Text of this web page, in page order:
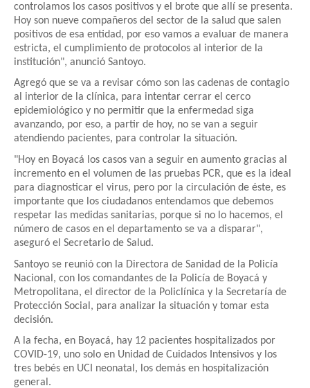
controlamos los casos positivos y el brote que allí se presenta.
Hoy son nueve compañeros del sector de la salud que salen
positivos de esa entidad, por eso vamos a evaluar de manera
estricta, el cumplimiento de protocolos al interior de la
institución", anunció Santoyo.
Agregó que se va a revisar cómo son las cadenas de contagio
al interior de la clínica, para intentar cerrar el cerco
epidemiológico y no permitir que la enfermedad siga
avanzando, por eso, a partir de hoy, no se van a seguir
atendiendo pacientes, para controlar la situación.
"Hoy en Boyacá los casos van a seguir en aumento gracias al
incremento en el volumen de las pruebas PCR, que es la ideal
para diagnosticar el virus, pero por la circulación de éste, es
importante que los ciudadanos entendamos que debemos
respetar las medidas sanitarias, porque si no lo hacemos, el
número de casos en el departamento se va a disparar",
aseguró el Secretario de Salud.
Santoyo se reunió con la Directora de Sanidad de la Policía
Nacional, con los comandantes de la Policía de Boyacá y
Metropolitana, el director de la Policlínica y la Secretaría de
Protección Social, para analizar la situación y tomar esta
decisión.
A la fecha, en Boyacá, hay 12 pacientes hospitalizados por
COVID-19, uno solo en Unidad de Cuidados Intensivos y los
tres bebés en UCI neonatal, los demás en hospitalización
general.